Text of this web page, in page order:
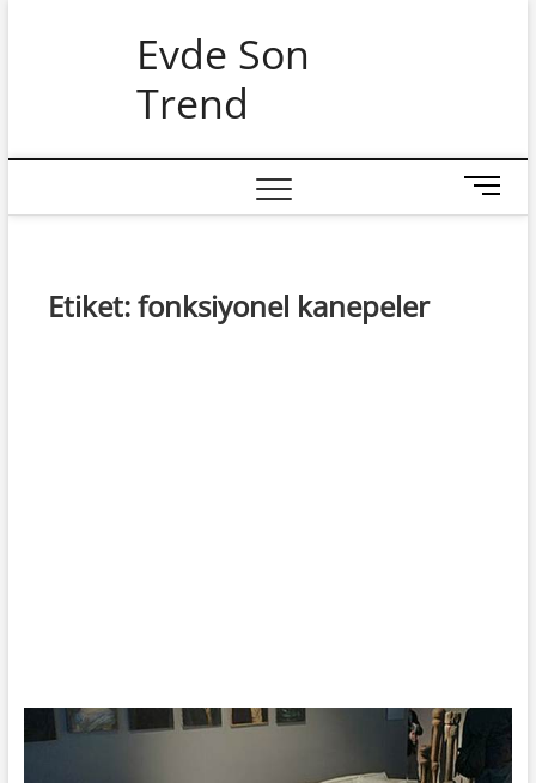
Evde Son
Trend
M
e
Etiket:fonksiyonel kanepeler